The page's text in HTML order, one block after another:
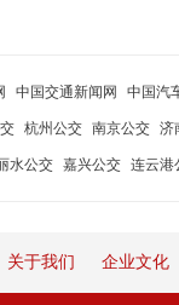
中国交通新闻网 中国汽
杭州公交 南京公交 济
水公交 嘉兴公交 连云港
关于我们 企业文化